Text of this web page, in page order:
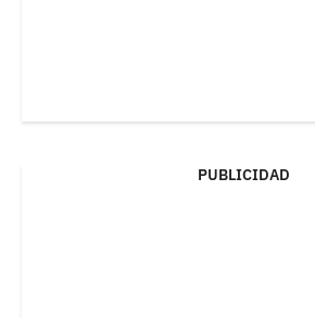
PUBLICIDAD